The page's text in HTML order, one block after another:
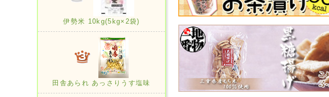
伊勢米 10kg(5kg×2袋)
田舎あられ あっさりうす塩味